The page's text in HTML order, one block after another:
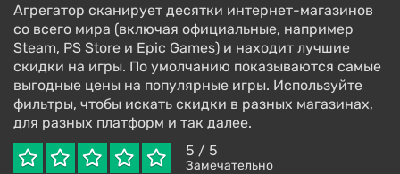
Агрегатор сканирует десятки интернет-магазинов
со всего мира (включая официальные, например
Steam, PS Store и Epic Games) и находит лучшие
скидки на игры. По умолчанию показываются самые
выгодные цены на популярные игры. Используйте
фильтры, чтобы искать скидки в разных магазинах,
для разных платформ и так далее.
5 / 5
Замечательно